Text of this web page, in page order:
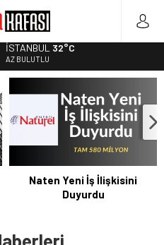
Temelini Atıyor
Para Piyasası
Portföy Stratejileri
08/2023
İSTANBUL 32°C
AZ BULUTLU
Naten Yeni İş İlişkisini
Duyurdu